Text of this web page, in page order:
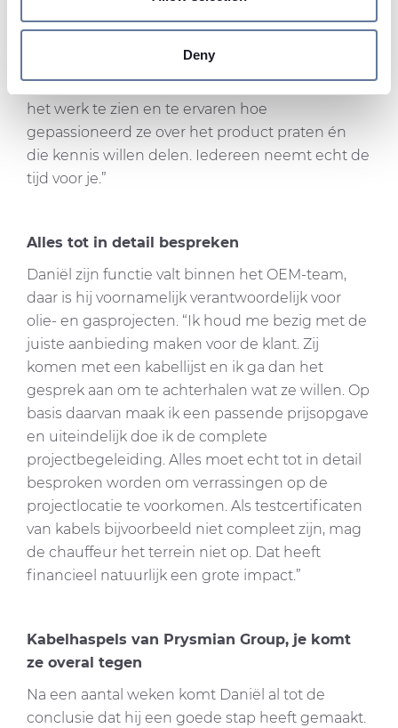
and set your preferences in thedetails section.
provide social media features and to analyse our traffic.
We also share information about your use of our site with
our social media, advertising and analytics partners who
may combine it with other information that you’ve
provided to them or that they’ve collected from your use
Deny
Maar ook van zijn eigen collega’s kan hij veel
waar je enorm van kunt leren. Het is heel
indrukwekkend om iedereen zo enthousiast aan
het werk te zien en te ervaren hoe
gepassioneerd ze over het product praten én
die kennis willen delen. Iedereen neemt echt de
tijd voor je.”
Alles tot in detail bespreken
Daniël zijn functie valt binnen het OEM-team,
daar is hij voornamelijk verantwoordelijk voor
olie- en gasprojecten. “Ik houd me bezig met de
juiste aanbieding maken voor de klant. Zij
komen met een kabellijst en ik ga dan het
gesprek aan om te achterhalen wat ze willen. Op
basis daarvan maak ik een passende prijsopgave
en uiteindelijk doe ik de complete
projectbegeleiding. Alles moet echt tot in detail
besproken worden om verrassingen op de
projectlocatie te voorkomen. Als testcertificaten
van kabels bijvoorbeeld niet compleet zijn, mag
de chauffeur het terrein niet op. Dat heeft
financieel natuurlijk een grote impact.”
Kabelhaspels van Prysmian Group, je komt
ze overal tegen
Na een aantal weken komt Daniël al tot de
conclusie dat hij een goede stap heeft gemaakt.